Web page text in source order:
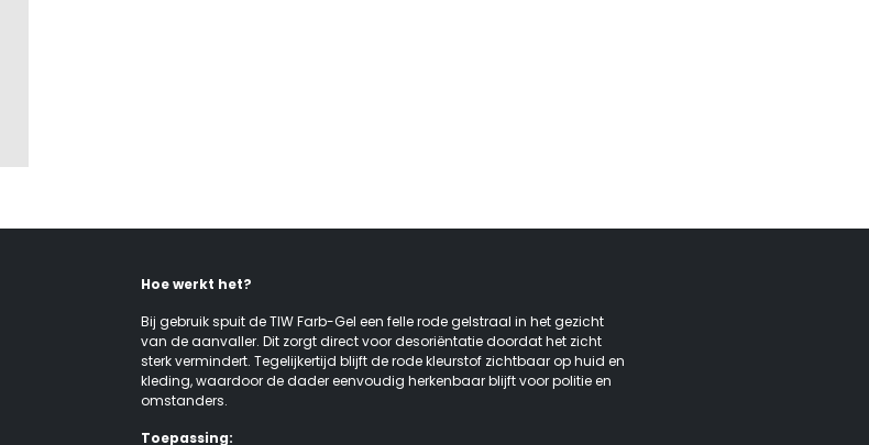
Hoe werkt het?
Bij gebruik spuit de TIW Farb-Gel een felle rode gelstraal in het gezicht
van de aanvaller. Dit zorgt direct voor desoriëntatie doordat het zicht
sterk vermindert. Tegelijkertijd blijft de rode kleurstof zichtbaar op huid en
kleding, waardoor de dader eenvoudig herkenbaar blijft voor politie en
omstanders.
Toepassing: